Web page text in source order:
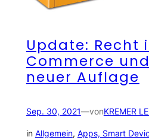
Update: Recht
Commerce
neuer Auflage
Sep. 30, 2021—vonKREMER
in Allgemein, Apps, Smart